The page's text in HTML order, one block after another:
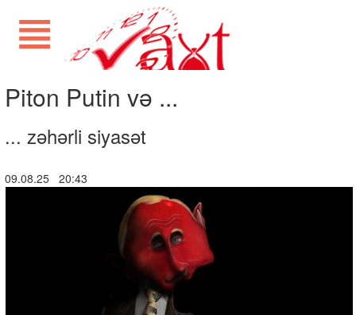
Piton Putin və ...
... zəhərli siyasət
09.08.25 20:43